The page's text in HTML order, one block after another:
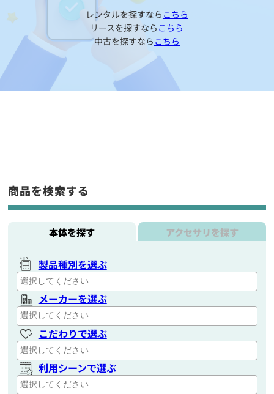
レンタルを探すなら こちら
リースを探すなら こちら
中古を探すなら こちら
商品を検索する
本体を探す アクセサリを探す
製品種別を選ぶ
メーカーを選ぶ
こだわりで選ぶ
利用シーンで選ぶ